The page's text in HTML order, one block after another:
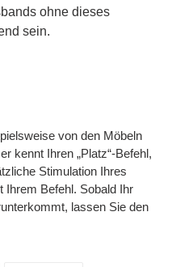
ohne dieses
sein.
von den Möbeln
kennt Ihren „Platz“-Befehl,
Stimulation Ihres
Ihrem Befehl. Sobald Ihr
lassen Sie den